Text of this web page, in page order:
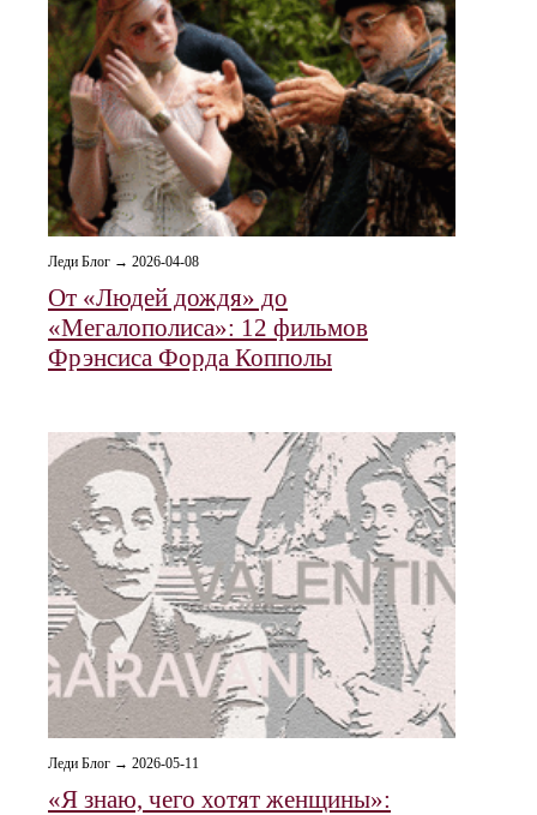
Леди Блог → 2026-04-08
От «Людей дождя» до
«Мегалополиса»: 12 фильмов
Фрэнсиса Форда Копполы
Леди Блог → 2026-05-11
«Я знаю, чего хотят женщины»: